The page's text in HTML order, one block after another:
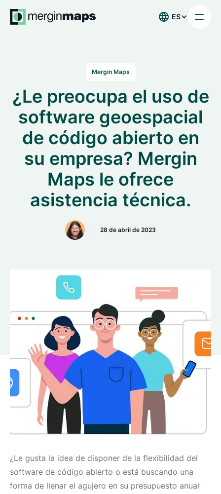
ES
Mergin Maps
¿Le preocupa el uso de
software geoespacial
de código abierto en
su empresa? Mergin
Maps le ofrece
asistencia técnica.
28 de abril de 2023
¿Le gusta la idea de disponer de la flexibilidad del
software de código abierto o está buscando una
forma de llenar el agujero en su presupuesto anual